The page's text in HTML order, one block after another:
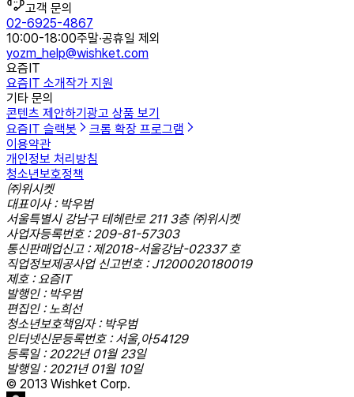
고객 문의
02-6925-4867
10:00-18:00주말·공휴일 제외
yozm_help@wishket.com
요즘IT
요즘IT 소개작가 지원
기타 문의
콘텐츠 제안하기 광고 상품 보기
요즘IT 슬랙봇
크롬 확장 프로그램
이용약관
개인정보 처리방침
청소년보호정책
㈜위시켓
대표이사 : 박우범
서울특별시 강남구 테헤란로 211 3층 ㈜위시켓
사업자등록번호 : 209-81-57303
통신판매업신고 : 제2018-서울강남-02337 호
직업정보제공사업 신고번호 : J1200020180019
제호 : 요즘IT
발행인 : 박우범
편집인 : 노희선
청소년보호책임자 : 박우범
인터넷신문등록번호 : 서울,아54129
등록일 : 2022년 01월 23일
발행일 : 2021년 01월 10일
© 2013 Wishket Corp.